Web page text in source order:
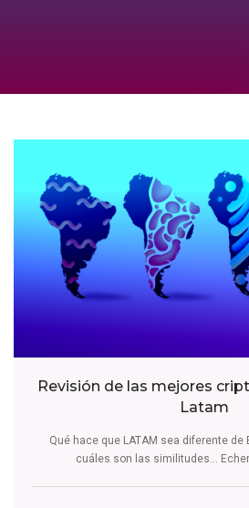
Revisión de las mejores
Latam
Qué hace que LATAM sea diferente de
cuáles son las similitudes...